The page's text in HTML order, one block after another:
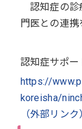
認知症の診
門医との連携
認知症サポー
https://
koreisha/
（外部リンク